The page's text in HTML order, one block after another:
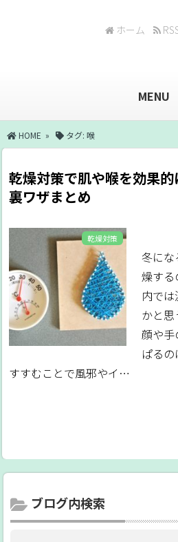
ホーム
MENU
HOME » タグ: 喉
乾燥対策で肌や喉を効果
裏ワザまとめ
乾燥対策
冬にな
燥する
内で
かと思
顔や手
ぱる
すすむことで風邪やイ…
ブログ内検索